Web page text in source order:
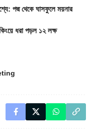
পদ্ম থেকে ঘাসফুলে ময়নার
ধরা পড়ল ১২ লক্ষ